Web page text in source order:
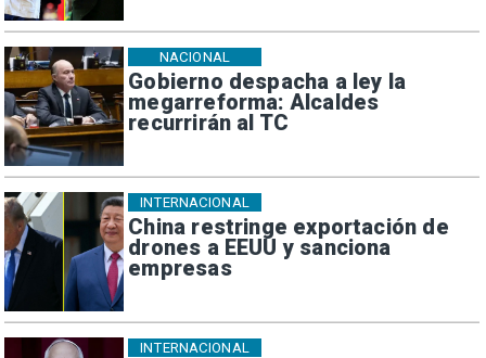
Gobierno despacha a ley la
megarreforma: Alcaldes
recurrirán al TC
NACIONAL
China restringe exportación de
drones a EEUU y sanciona
empresas
INTERNACIONAL
INTERNACIONAL